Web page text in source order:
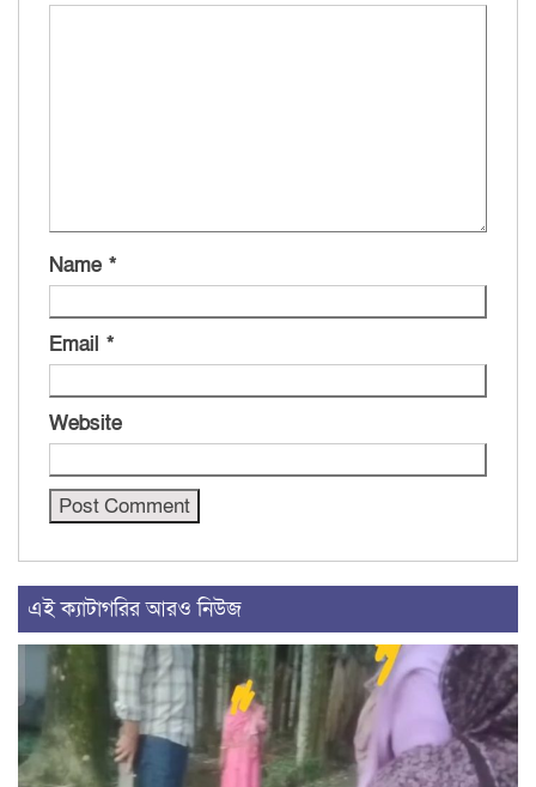
Name *
Email *
Website
এই ক্যাটাগরির আরও নিউজ